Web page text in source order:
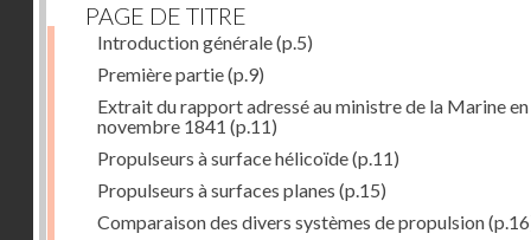
PAGE DE TITRE
Introduction générale(p.5)
Première partie(p.9)
Extrait du rapport adressé au ministre de la Marine en
novembre 1841 (p.11)
Propulseurs à surface hélicoïde(p.11)
Propulseurs à surfaces planes (p.15)
Comparaison des divers systèmes de propulsion